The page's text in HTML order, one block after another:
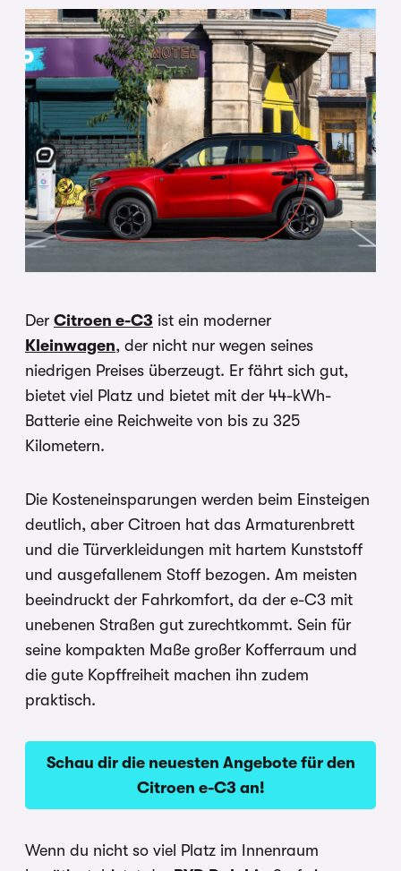
Der Citroen e-C3 ist ein moderner
Kleinwagen, der nicht nur wegen seines
niedrigen Preises überzeugt. Er fährt sich gut,
bietet viel Platz und bietet mit der 44-kWh-
Batterie eine Reichweite von bis zu 325
Kilometern.
Die Kosteneinsparungen werden beim Einsteigen
deutlich, aber Citroen hat das Armaturenbrett
und die Türverkleidungen mit hartem Kunststoff
und ausgefallenem Stoff bezogen. Am meisten
beeindruckt der Fahrkomfort, da der e-C3 mit
unebenen Straßen gut zurechtkommt. Sein für
seine kompakten Maße großer Kofferraum und
die gute Kopffreiheit machen ihn zudem
praktisch.
Schau dir die neuesten Angebote für den
Citroen e-C3 an!
Wenn du nicht so viel Platz im Innenraum